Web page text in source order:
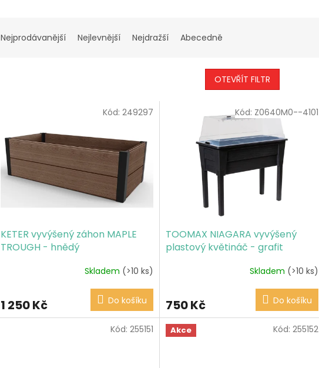
aNejprodávanější Nejlevnější Nejdražší Abecedně
OTEVŘÍT FILTR
p
KETER vyvýšený záhon MAPLE
TROUGH - hnědý
Skladem (>10 ks)
1 250 Kč Do košíku
Kód: 249297
TOOMAX NIAGARA vyvýšený
plastový květináč - grafit
Skladem (>10 ks)
750 Kč Do košíku
Kód: Z0640M0--4101
Kód: 255151 Akce Kód: 255152